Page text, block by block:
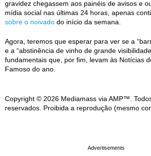
gravidez chegassem aos painéis de avisos e
mídia social nas últimas 24 horas, apenas
sobre o noivado do início da semana.
Agora, teremos que esperar para ver se a
e a “abstinência de vinho de grande
fundamentais que, por fim, levam às Notícias
Famoso do ano.
Copyright © 2026 Mediamass via AMP™.
reservados. Proibida a reprodução (mesmo